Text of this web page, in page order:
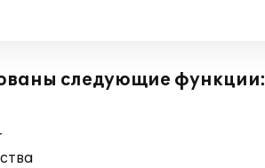
следующие функции: